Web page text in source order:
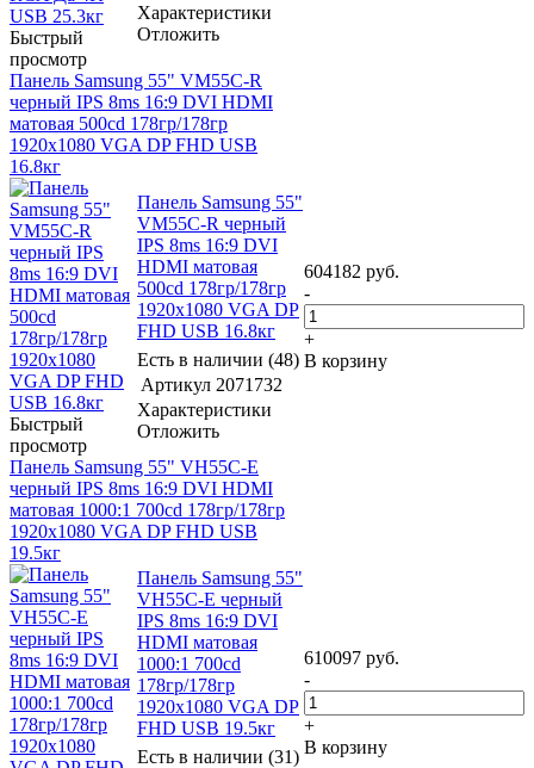
Быстрый
просмотр
Характеристики
Отложить
Панель Samsung 55" VM55C-R
черный IPS 8ms 16:9 DVI HDMI
матовая 500cd 178гр/178гр
1920x1080 VGA DP FHD USB
16.8кг
Быстрый
просмотр
Панель Samsung 55"
VM55C-R черный
IPS 8ms 16:9 DVI
HDMI матовая
500cd 178гр/178гр
1920x1080 VGA DP
FHD USB 16.8кг
Есть в наличии (48)
Артикул 2071732
Характеристики
Отложить
604182 руб.
-
+
В корзину
Панель Samsung 55" VH55C-E
черный IPS 8ms 16:9 DVI HDMI
матовая 1000:1 700cd 178гр/178гр
1920x1080 VGA DP FHD USB
19.5кг
Панель Samsung 55"
VH55C-E черный
IPS 8ms 16:9 DVI
HDMI матовая
1000:1 700cd
178гр/178гр
1920x1080 VGA DP
FHD USB 19.5кг
Есть в наличии (31)
610097 руб.
-
+
В корзину